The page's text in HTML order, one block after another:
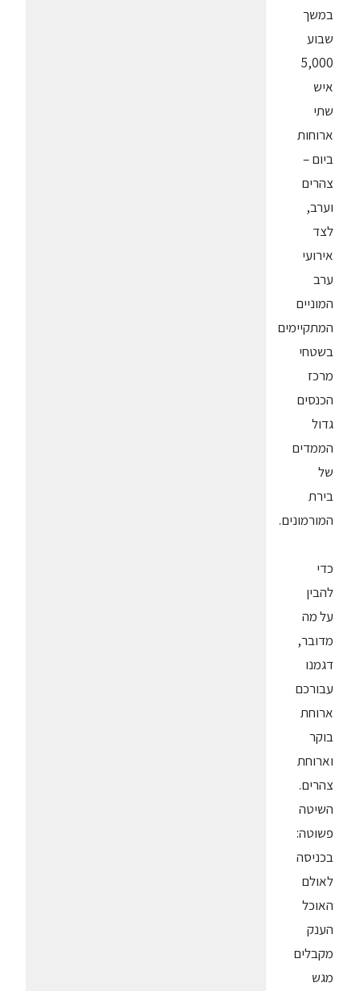
במשך
שבוע
5,000
איש
שתי
ארוחות
ביום –
צהרים
וערב,
לצד
אירועי
ערב
המוניים
המתקיימים
בשטחי
מרכז
הכנסים
גדול
הממדים
של
בירת
המורמונים.
כדי
להבין
על מה
מדובר,
דגמנו
עבורכם
ארוחת
בוקר
וארוחת
צהרים.
השיטה
פשוטה:
בכניסה
לאולם
האוכל
הענק
מקבלים
מגש